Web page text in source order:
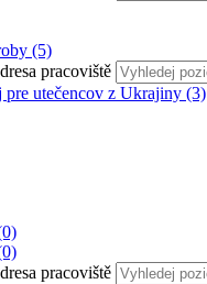
(5)
pracoviště
pre utečencov z Ukrajiny (3)
pracoviště